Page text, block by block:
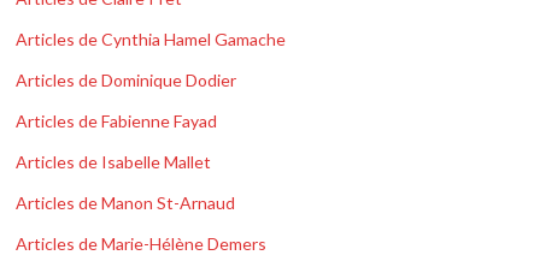
Articles de Cynthia Hamel Gamache
Articles de Dominique Dodier
Articles de Fabienne Fayad
Articles de Isabelle Mallet
Articles de Manon St-Arnaud
Articles de Marie-Hélène Demers